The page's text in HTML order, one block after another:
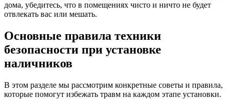
дома, убедитесь, что в помещениях чисто и ничто не будет
отвлекать вас или мешать.
Основные правила техники
безопасности при установке
наличников
В этом разделе мы рассмотрим конкретные советы и правила,
которые помогут избежать травм на каждом этапе установки.